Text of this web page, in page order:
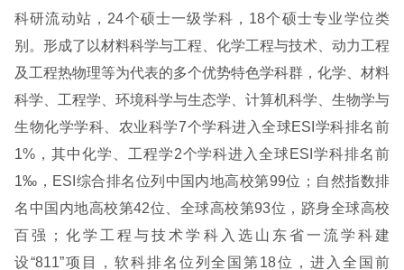
科研流动站，24个硕士一级学科，18个硕士专业学位类
别。形成了以材料科学与工程、化学工程与技术、动力工程
及工程热物理等为代表的多个优势特色学科群，化学、材料
科学、工程学、环境科学与生态学、计算机科学、生物学与
生物化学学科、农业科学7个学科进入全球ESI学科排名前
1%，其中化学、工程学2个学科进入全球ESI学科排名前
1‰，ESI综合排名位列中国内地高校第99位；自然指数排
名中国内地高校第42位、全球高校第93位，跻身全球高校
百强；化学工程与技术学科入选山东省一流学科建
设“811”项目，软科排名位列全国第18位，进入全国前